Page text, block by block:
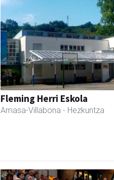
Fleming Herri Eskola
Amasa-Villabona - Hezkuntza